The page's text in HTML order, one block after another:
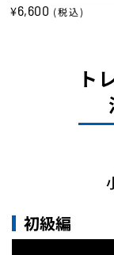
¥6,600 (税込)
ト
初級編